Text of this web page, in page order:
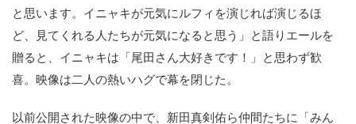
と思います。イニャキが元気にルフィを演じれば演じるほ
ど、見てくれる人たちが元気になると思う」と語りエールを
贈ると、イニャキは「尾田さん大好きです！」と思わず歓
喜。映像は二人の熱いハグで幕を閉じた。
以前公開された映像の中で、新田真剣佑ら仲間たちに「みん